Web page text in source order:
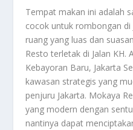
Tempat makan ini adalah
cocok untuk rombongan di
ruang yang luas dan
Resto terletak di Jalan KH.
Kebayoran Baru, Jakarta
kawasan strategis yang
penjuru Jakarta. Mokaya
yang modern dengan
nantinya dapat